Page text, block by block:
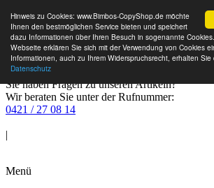
Hinweis zu Cookies: www.Bimbos-CopyShop.de möchte
Ihnen den bestmöglichen Service bieten und speichert
dazu Informationen über Ihren Besuch in sogenannte
Webseite erklären Sie sich mit der Verwendung von Cookies
Informationen, auch zu Ihrem Widerspruchsrecht, erhalten Sie
Datenschutz
Sie haben Fragen zu unseren Artikeln?
Wir beraten Sie unter der Rufnummer:
0421 / 27 08 14
|
Menü